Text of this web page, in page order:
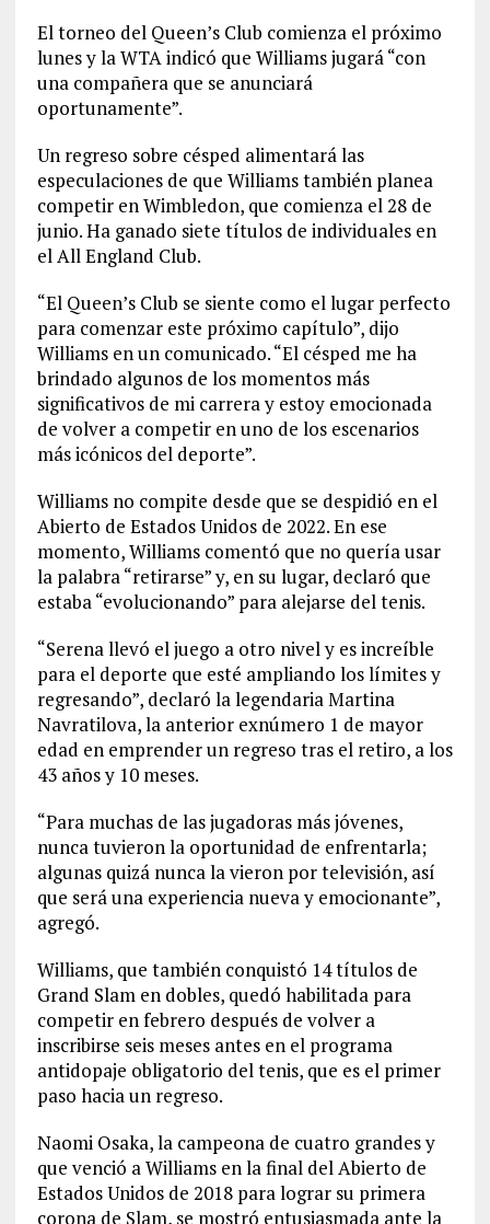
El torneo del Queen’s Club comienza el próximo
lunes y la WTA indicó que Williams jugará “con
una compañera que se anunciará
oportunamente”.
Un regreso sobre césped alimentará las
especulaciones de que Williams también planea
competir en Wimbledon, que comienza el 28 de
junio. Ha ganado siete títulos de individuales en
el All England Club.
“El Queen’s Club se siente como el lugar perfecto
para comenzar este próximo capítulo”, dijo
Williams en un comunicado. “El césped me ha
brindado algunos de los momentos más
significativos de mi carrera y estoy emocionada
de volver a competir en uno de los escenarios
más icónicos del deporte”.
Williams no compite desde que se despidió en el
Abierto de Estados Unidos de 2022. En ese
momento, Williams comentó que no quería usar
la palabra “retirarse” y, en su lugar, declaró que
estaba “evolucionando” para alejarse del tenis.
“Serena llevó el juego a otro nivel y es increíble
para el deporte que esté ampliando los límites y
regresando”, declaró la legendaria Martina
Navratilova, la anterior exnúmero 1 de mayor
edad en emprender un regreso tras el retiro, a los
43 años y 10 meses.
“Para muchas de las jugadoras más jóvenes,
nunca tuvieron la oportunidad de enfrentarla;
algunas quizá nunca la vieron por televisión, así
que será una experiencia nueva y emocionante”,
agregó.
Williams, que también conquistó 14 títulos de
Grand Slam en dobles, quedó habilitada para
competir en febrero después de volver a
inscribirse seis meses antes en el programa
antidopaje obligatorio del tenis, que es el primer
paso hacia un regreso.
Naomi Osaka, la campeona de cuatro grandes y
que venció a Williams en la final del Abierto de
Estados Unidos de 2018 para lograr su primera
corona de Slam, se mostró entusiasmada ante la